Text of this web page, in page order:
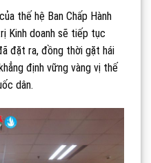
thế hệ Ban Chấp Hành
Kinh doanh sẽ tiếp tục
đặt ra, đồng thời gặt hái
định vững vàng vị thế
dân.